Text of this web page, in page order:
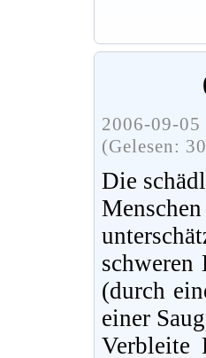
2006-09-
(Gelesen:
Die
(durch
einer
Verbleite